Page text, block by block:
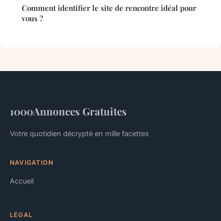
Comment identifier le site de rencontre idéal pour
vous ?
1000Annonces Gratuites
Votre quotidien décrypté en mille facettes
NAVIGATION
Accueil
LÉGAL